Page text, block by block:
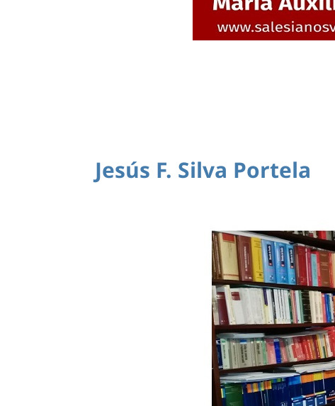
Jesús F. Silva Portela